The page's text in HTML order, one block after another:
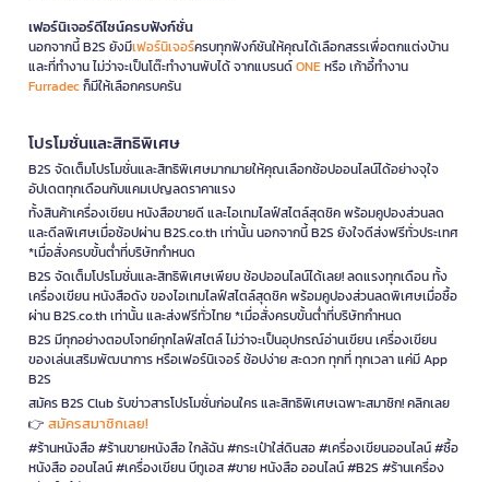
เฟอร์นิเจอร์ดีไซน์ครบฟังก์ชั่น
นอกจากนี้ B2S ยังมีเฟอร์นิเจอร์ครบทุกฟังก์ชันให้คุณได้เลือกสรรเพื่อตกแต่งบ้าน
และที่ทำงาน ไม่ว่าจะเป็นโต๊ะทำงานพับได้ จากแบรนด์ONEหรือ เก้าอี้ทำงาน
Furradecก็มีให้เลือกครบครัน
โปรโมชั่นและสิทธิพิเศษ
B2S จัดเต็มโปรโมชั่นและสิทธิพิเศษมากมายให้คุณเลือกช้อปออนไลน์ได้อย่างจุใจ
อัปเดตทุกเดือนกับแคมเปญลดราคาแรง
ทั้งสินค้าเครื่องเขียน หนังสือขายดี และไอเทมไลฟ์สไตล์สุดชิค พร้อมคูปองส่วนลด
และดีลพิเศษเมื่อช้อปผ่าน B2S.co.th เท่านั้น นอกจากนี้ B2S ยังใจดีส่งฟรีทั่วประเทศ
*เมื่อสั่งครบขั้นต่ำที่บริษัทกำหนด
B2S จัดเต็มโปรโมชั่นและสิทธิพิเศษเพียบ ช้อปออนไลน์ได้เลย! ลดแรงทุกเดือน ทั้ง
เครื่องเขียน หนังสือดัง ของไอเทมไลฟ์สไตล์สุดชิค พร้อมคูปองส่วนลดพิเศษเมื่อซื้อ
ผ่าน B2S.co.th เท่านั้น และส่งฟรีทั่วไทย *เมื่อสั่งครบขั้นต่ำที่บริษัทกำหนด
B2S มีทุกอย่างตอบโจทย์ทุกไลฟ์สไตล์ ไม่ว่าจะเป็นอุปกรณ์อ่านเขียน เครื่องเขียน
ของเล่นเสริมพัฒนาการ หรือเฟอร์นิเจอร์ ช้อปง่าย สะดวก ทุกที่ ทุกเวลา แค่มี App
B2S
สมัคร B2S Club รับข่าวสารโปรโมชั่นก่อนใคร และสิทธิพิเศษเฉพาะสมาชิก! คลิกเลย
👉 สมัครสมาชิกเลย!
#ร้านหนังสือ #ร้านขายหนังสือ ใกล้ฉัน #กระเป๋าใส่ดินสอ #เครื่องเขียนออนไลน์ #ซื้อ
หนังสือ ออนไลน์ #เครื่องเขียน บีทูเอส #ขาย หนังสือ ออนไลน์ #B2S #ร้านเครื่อง